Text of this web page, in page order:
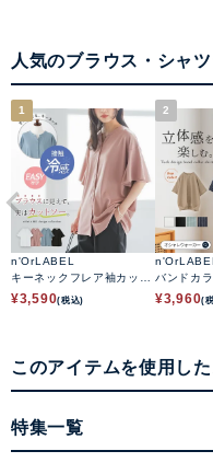
人気のブラウス・シャ
1
n'OrLABEL
キーネックフレア袖カット
ソーシャツ
¥3,590(税込)
2
n'OrLABEL
バンドカ
ツ
¥3,960(
このアイテムを使用し
特集一覧